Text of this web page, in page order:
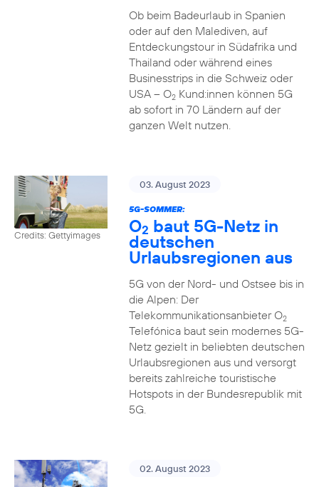
Ob beim Badeurlaub in Spanien
oder auf den Malediven, auf
Entdeckungstour in Südafrika und
Thailand oder während eines
Businesstrips in die Schweiz oder
USA – O2Kund:innen können 5G
ab sofort in 70 Ländern auf der
ganzen Welt nutzen.
Credits: Gettyimages
03. August 2023
5G-SOMMER:
O2 baut 5G-Netz in
deutschen
Urlaubsregionen aus
5G von der Nord- und Ostsee bis in
die Alpen: Der
Telekommunikationsanbieter O2
Telefónica baut sein modernes 5G-
Netz gezielt in beliebten deutschen
Urlaubsregionen aus und versorgt
bereits zahlreiche touristische
Hotspots in der Bundesrepublik mit
5G.
02. August 2023